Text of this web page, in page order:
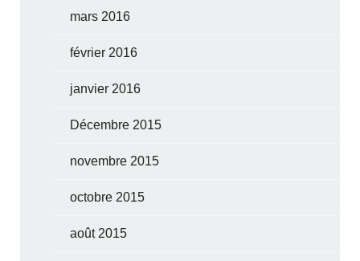
mars 2016
février 2016
janvier 2016
Décembre 2015
novembre 2015
octobre 2015
août 2015